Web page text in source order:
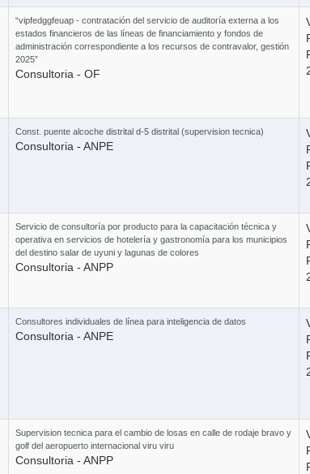
6
“vipfedggfeuap - contratación del servicio de auditoría externa a los
estados financieros de las líneas de financiamiento y fondos de
administración correspondiente a los recursos de contravalor, gestión
2025”
Consultoria - OF
Const. puente alcoche distrital d-5 distrital (supervision tecnica)
Consultoria - ANPE
Servicio de consultoría por producto para la capacitación técnica y
operativa en servicios de hotelería y gastronomía para los municipios
del destino salar de uyuni y lagunas de colores
Consultoria - ANPP
Consultores individuales de línea para inteligencia de datos
Consultoria - ANPE
Supervision tecnica para el cambio de losas en calle de rodaje bravo y
golf del aeropuerto internacional viru viru
Consultoria - ANPP